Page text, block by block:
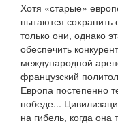
Хотя «старые»
пытаются
только они, однако
обеспечить
международной
французский
Европа постепенно
победе...
на гибель, когда